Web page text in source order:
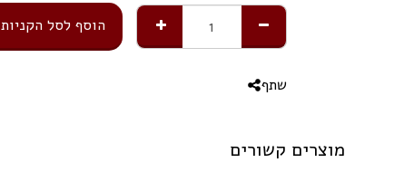
הוסף לסל הקניות
שתף
מוצרים קשורים